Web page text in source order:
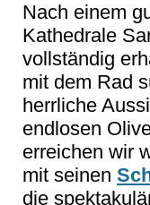
Nach einem
Kathedrale
vollständig
mit dem Rad
herrliche
endlosen
erreichen wir
mit seinen
die